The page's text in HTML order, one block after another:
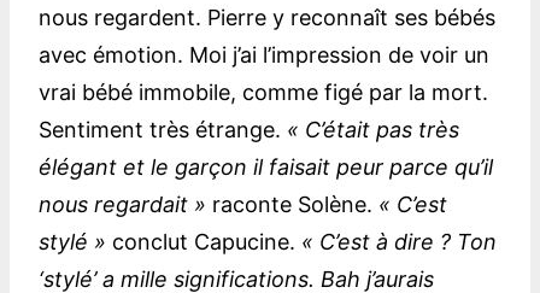
nous regardent. Pierre y reconnaît ses bébés
avec émotion. Moi j’ai l’impression de voir un
vrai bébé immobile, comme figé par la mort.
Sentiment très étrange. « C’était pas très
élégant et le garçon il faisait peur parce qu’il
nous regardait » raconte Solène. « C’est
stylé » conclut Capucine. « C’est à dire ? Ton
‘stylé’ a mille significations. Bah j’aurais